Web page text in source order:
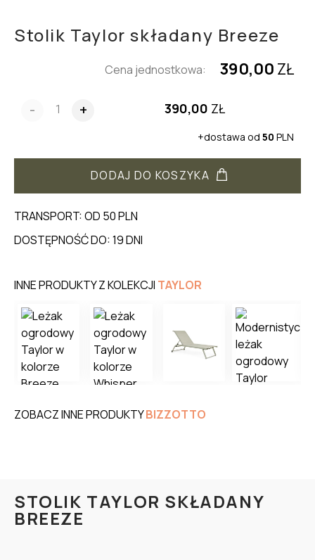
Stolik Taylor składany Breeze
Cena jednostkowa: 390,00 ZŁ
- + 390,00 ZŁ
+dostawa od 50 PLN
DODAJ DO KOSZYKA
TRANSPORT: OD 50 PLN
DOSTĘPNOŚĆ DO: 19 DNI
INNE PRODUKTY Z KOLEKCJI TAYLOR
ZOBACZ INNE PRODUKTYBIZZOTTO
STOLIK TAYLOR SKŁADANY
BREEZE